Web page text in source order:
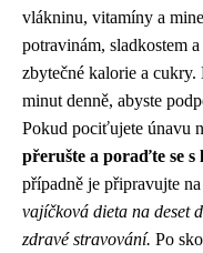
vlákninu, vitamíny a
potravinám, sladkostem
zbytečné kalorie a cukry.
minut denně, abyste
Pokud pociťujete únavu
přerušte a poraďte se s
případně je připravujte
vajíčková dieta na deset
zdravé stravování. Po